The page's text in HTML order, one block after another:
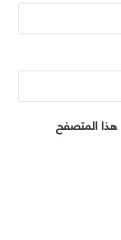
هذا المتصفح